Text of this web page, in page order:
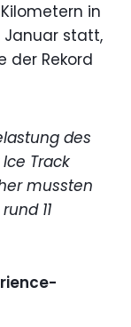
in
Januar statt,
der Rekord
des
Track
mussten
11